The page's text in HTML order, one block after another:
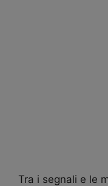
Tra i segnali e le